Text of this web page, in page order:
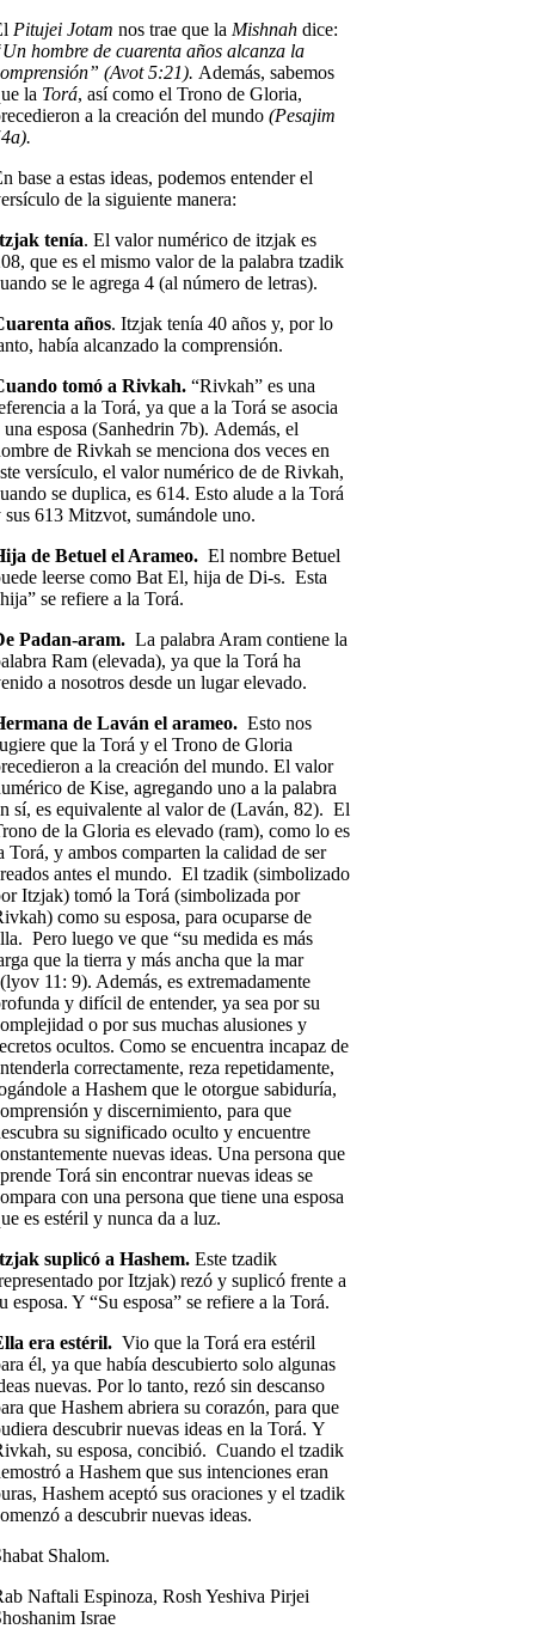
Pitujei Jotam nos trae que la Mishnah dice:
hombre de cuarenta años alcanza la
(Avot 5:21). Además, sabemos
la Torá, así como el Trono de Gloria,
a la creación del mundo (Pesajim
base a estas ideas, podemos entender el
de la siguiente manera:
tenía. El valor numérico de itzjak es
que es el mismo valor de la palabra tzadik
se le agrega 4 (al número de letras).
años. Itzjak tenía 40 años y, por lo
había alcanzado la comprensión.
tomó a Rivkah. “Rivkah” es una
a la Torá, ya que a la Torá se asocia
una esposa (Sanhedrin 7b). Además, el
de Rivkah se menciona dos veces en
versículo, el valor numérico de de Rivkah,
se duplica, es 614. Esto alude a la Torá
sus 613 Mitzvot, sumándole uno.
de Betuel el Arameo. El nombre Betuel
leerse como Bat El, hija de Di-s. Esta
se refiere a la Torá.
Padan-aram. La palabra Aram contiene la
Ram (elevada), ya que la Torá ha
a nosotros desde un lugar elevado.
de Laván el arameo. Esto nos
que la Torá y el Trono de Gloria
a la creación del mundo. El valor
de Kise, agregando uno a la palabra
sí, es equivalente al valor de (Laván, 82). El
de la Gloria es elevado (ram), como lo es
Torá, y ambos comparten la calidad de ser
antes el mundo. El tzadik (simbolizado
Itzjak) tomó la Torá (simbolizada por
como su esposa, para ocuparse de
Pero luego ve que “su medida es más
que la tierra y más ancha que la mar
11: 9). Además, es extremadamente
y difícil de entender, ya sea por su
o por sus muchas alusiones y
ocultos. Como se encuentra incapaz de
correctamente, reza repetidamente,
a Hashem que le otorgue sabiduría,
y discernimiento, para que
su significado oculto y encuentre
nuevas ideas. Una persona que
Torá sin encontrar nuevas ideas se
con una persona que tiene una esposa
es estéril y nunca da a luz.
suplicó a Hashem. Este tzadik
por Itzjak) rezó y suplicó frente a
esposa. Y “Su esposa” se refiere a la Torá.
era estéril. Vio que la Torá era estéril
él, ya que había descubierto solo algunas
nuevas. Por lo tanto, rezó sin descanso
que Hashem abriera su corazón, para que
descubrir nuevas ideas en la Torá. Y
su esposa, concibió. Cuando el tzadik
a Hashem que sus intenciones eran
Hashem aceptó sus oraciones y el tzadik
a descubrir nuevas ideas.
Shalom.
Naftali Espinoza, Rosh Yeshiva Pirjei
Israe